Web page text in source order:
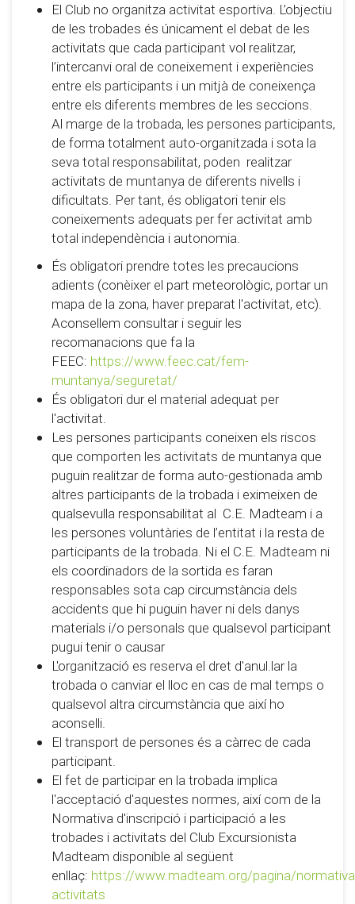
El Club no organitza activitat esportiva. L’objectiu
de les trobades és únicament el debat de les
activitats que cada participant vol realitzar,
l’intercanvi oral de coneixement i experiències
entre els participants i un mitjà de coneixença
entre els diferents membres de les seccions.
Al marge de la trobada, les persones participants,
de forma totalment auto-organitzada i sota la
seva total responsabilitat, poden realitzar
activitats de muntanya de diferents nivells i
dificultats. Per tant, és obligatori tenir els
coneixements adequats per fer activitat amb
total independència i autonomia.
És obligatori prendre totes les precaucions
adients (conèixer el part meteorològic, portar un
mapa de la zona, haver preparat l'activitat, etc).
Aconsellem consultar i seguir les
recomanacions que fa la
FEEC: https://www.feec.cat/fem-
muntanya/seguretat/
És obligatori dur el material adequat per
l'activitat.
Les persones participants coneixen els riscos
que comporten les activitats de muntanya que
puguin realitzar de forma auto-gestionada amb
altres participants de la trobada i eximeixen de
qualsevulla responsabilitat al C.E. Madteam i a
les persones voluntàries de l’entitat i la resta de
participants de la trobada. Ni el C.E. Madteam ni
els coordinadors de la sortida es faran
responsables sota cap circumstància dels
accidents que hi puguin haver ni dels danys
materials i/o personals que qualsevol participant
pugui tenir o causar
L'organització es reserva el dret d'anul.lar la
trobada o canviar el lloc en cas de mal temps o
qualsevol altra circumstància que així ho
aconselli.
El transport de persones és a càrrec de cada
participant.
El fet de participar en la trobada implica
l'acceptació d'aquestes normes, així com de la
Normativa d'inscripció i participació a les
trobades i activitats del Club Excursionista
Madteam disponible al següent
enllaç: https://www.madteam.org/pagina/
activitats